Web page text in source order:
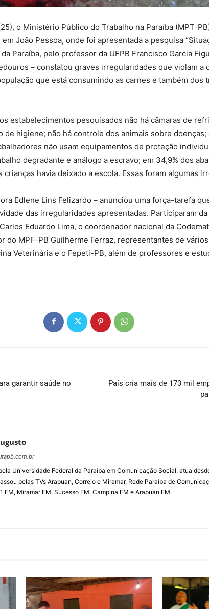
o Ministério Público do Trabalho na Paraíba (MPT-
João Pessoa, onde foi apresentada a pesquisa
Paraíba, pelo professor da UFPB Francisco Garcia
– constatou graves irregularidades que violam a
que está consumindo as carnes e também dos
estabelecimentos pesquisados não há câmaras de
de higiene; não há controle dos animais sobre
não usam equipamentos de proteção
degradante e análogo a escravo; em 34,9% dos
havia deixado a escola. Essas foram algumas
Edlene Lins Felizardo – anunciou uma força-tarefa
das irregularidades apresentadas. Participaram
Eduardo Lima, o coordenador nacional da
do MPF-PB Guilherme Ferraz, representantes de
Veterinária e o Fepeti-PB, além de professores e
garantir saúde no
País cria mais de 173 mil
Universidade Federal da Paraíba em Comunicação Social, atua
pelas TVs Arapuan, Correio e Miramar, Rede Paraíba de
FM, Miramar FM, Sucesso FM, Campina FM e Arapuan FM.